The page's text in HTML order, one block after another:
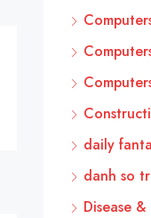
daily
danh so
Disease